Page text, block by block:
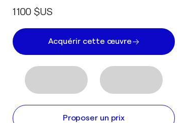
1 100 $US
Acquérir cette œuvre
Proposer un prix